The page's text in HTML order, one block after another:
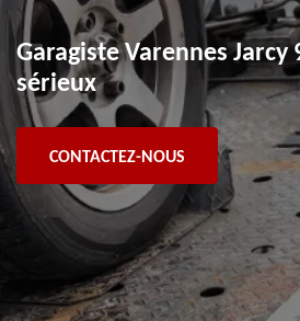
Garagiste Varennes Jarcy
sérieux
CONTACTEZ-NOUS